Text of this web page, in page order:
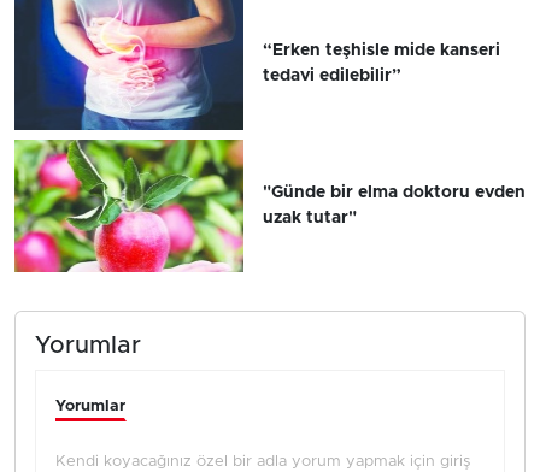
“Erken teşhisle mide kanseri
tedavi edilebilir”
"Günde bir elma doktoru evden
uzak tutar"
Yorumlar
Yorumlar
Kendi koyacağınız özel bir adla yorum yapmak için giriş